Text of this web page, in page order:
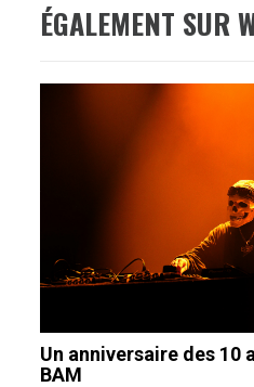
ÉGALEMENT SUR
Un anniversaire des 10
BAM